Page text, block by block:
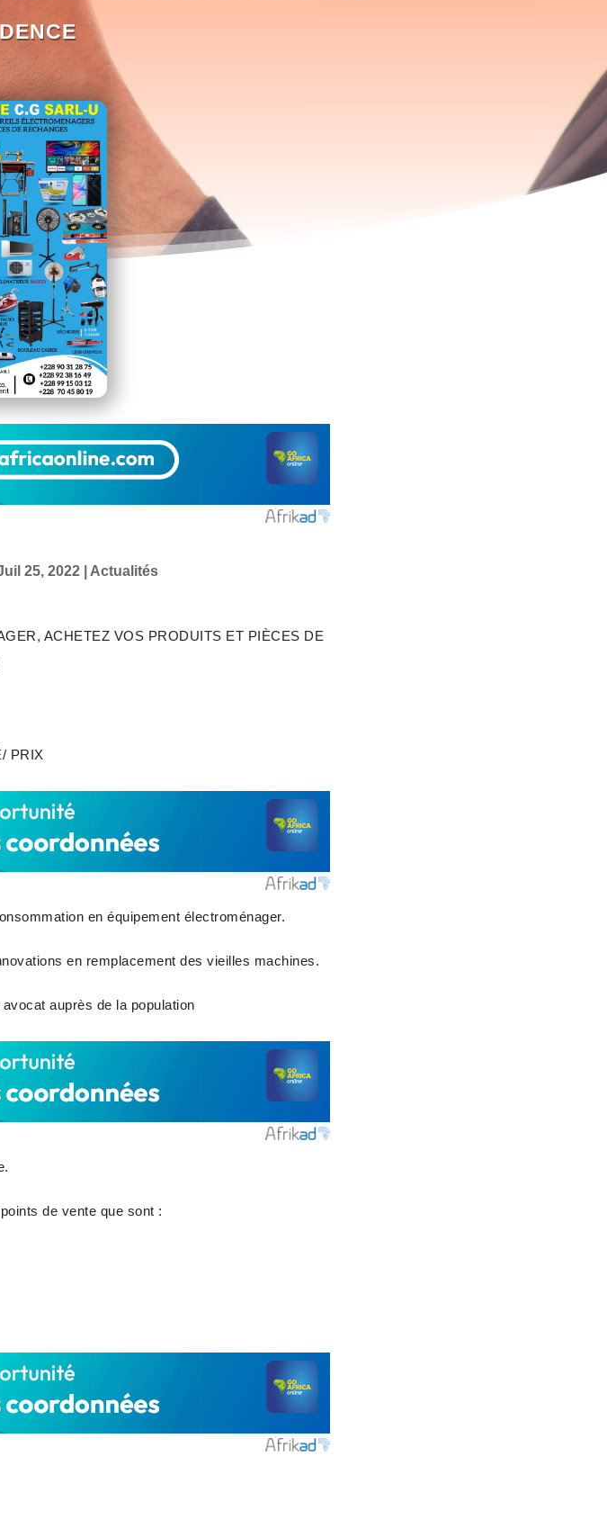
25, 2022| Actualités
ACHETEZ VOS PRODUITS ET PIÈCES DE
PRIX
en équipement électroménager.
en remplacement des vieilles machines.
auprès de la population
de vente que sont :